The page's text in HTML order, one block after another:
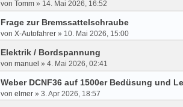
von Tomm » 14. Mai 2026, 16:52
Frage zur Bremssattelschraube
von X-Autofahrer » 10. Mai 2026, 15:00
Elektrik / Bordspannung
von manuel » 4. Mai 2026, 02:41
Weber DCNF36 auf 1500er Bedüsung und
von elmer » 3. Apr 2026, 18:57